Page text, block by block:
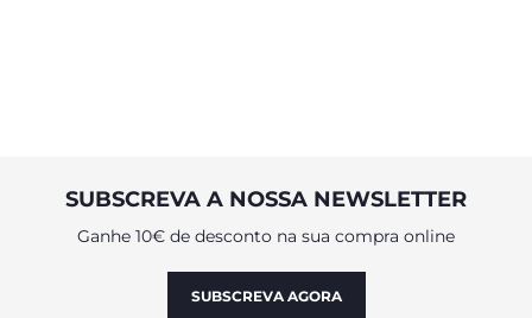
SUBSCREVA A NOSSA NEWSLETTER
Ganhe 10€ de desconto na sua compra online
SUBSCREVA AGORA